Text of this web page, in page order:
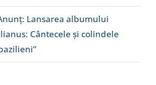
Lansarea albumului
Cântecele și colindele